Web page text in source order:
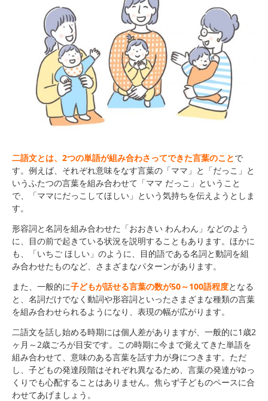
二語文とは、2つの単語が組み合わさってできた言葉のことで
す。例えば、それぞれ意味をなす言葉の「ママ」と「だっこ」と
いうふたつの言葉を組み合わせて「ママ だっこ」ということ
で、「ママにだっこしてほしい」という気持ちを伝えようとしま
す。
形容詞と名詞を組み合わせた「おおきい わんわん」などのよう
に、目の前で起きている状況を説明することもあります。ほかに
も、「いちご ほしい」のように、目的語である名詞と動詞を組
み合わせたものなど、さまざまなパターンがあります。
また、一般的に子どもが話せる言葉の数が50～100語程度となる
と、名詞だけでなく動詞や形容詞といったさまざまな種類の言葉
を組み合わせられるようになり、表現の幅が広がります。
二語文を話し始める時期には個人差がありますが、一般的に1歳2
ヶ月～2歳ごろが目安です。この時期に今まで覚えてきた単語を
組み合わせて、意味のある言葉を話す力が身につきます。ただ
し、子どもの発達段階はそれぞれ異なるため、言葉の発達がゆっ
くりでも心配することはありません。焦らず子どものペースに合
わせてあげましょう。